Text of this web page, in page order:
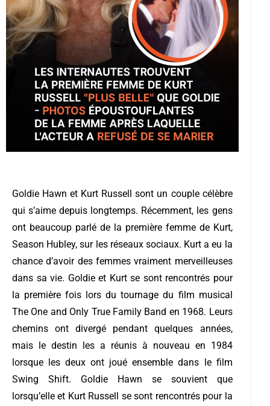
Goldie Hawn et Kurt Russell sont un couple célèbre
qui s’aime depuis longtemps. Récemment, les gens
ont beaucoup parlé de la première femme de Kurt,
Season Hubley, sur les réseaux sociaux. Kurt a eu la
chance d’avoir des femmes vraiment merveilleuses
dans sa vie. Goldie et Kurt se sont rencontrés pour
la première fois lors du tournage du film musical
The One and Only True Family Band en 1968. Leurs
chemins ont divergé pendant quelques années,
mais le destin les a réunis à nouveau en 1984
lorsque les deux ont joué ensemble dans le film
Swing Shift. Goldie Hawn se souvient que
lorsqu’elle et Kurt Russell se sont rencontrés pour la